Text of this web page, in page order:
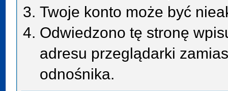
Twoje konto może być
Odwiedzono tę stronę
adresu przeglądarki
odnośnika.